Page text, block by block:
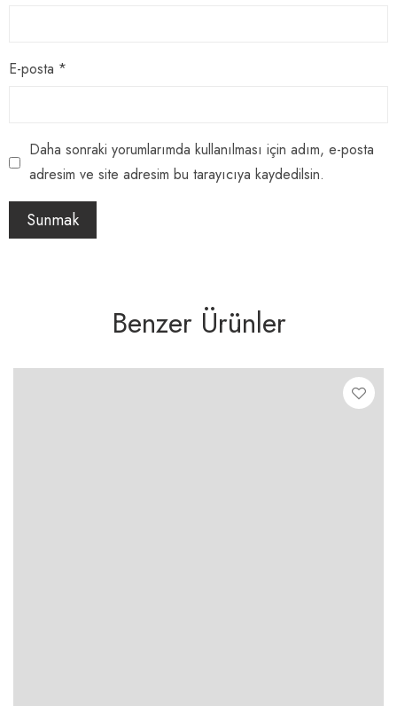
E-posta *
Daha sonraki yorumlarımda kullanılması için adım, e-posta
adresim ve site adresim bu tarayıcıya kaydedilsin.
Benzer Ürünler